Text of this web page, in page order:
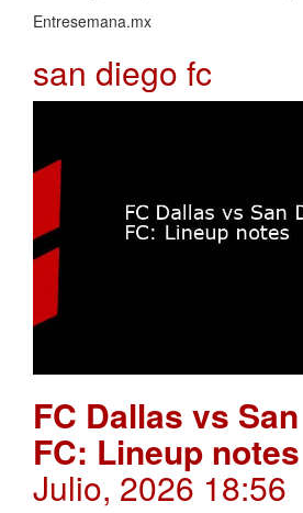
Entresemana.mx
san diego fc
FC Dallas vs
FC: Lineup notes
Julio, 2026 18:56